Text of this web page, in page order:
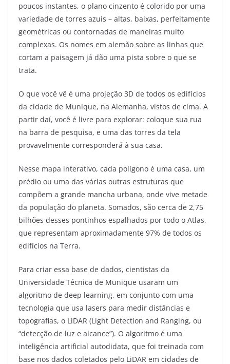
poucos instantes, o plano cinzento é colorido por uma
variedade de torres azuis – altas, baixas, perfeitamente
geométricas ou contornadas de maneiras muito
complexas. Os nomes em alemão sobre as linhas que
cortam a paisagem já dão uma pista sobre o que se
trata.
O que você vê é uma projeção 3D de todos os edifícios
da cidade de Munique, na Alemanha, vistos de cima. A
partir daí, você é livre para explorar: coloque sua rua
na barra de pesquisa, e uma das torres da tela
provavelmente corresponderá à sua casa.
Nesse mapa interativo, cada polígono é uma casa, um
prédio ou uma das várias outras estruturas que
compõem a grande mancha urbana, onde vive metade
da população do planeta. Somados, são cerca de 2,75
bilhões desses pontinhos espalhados por todo o Atlas,
que representam aproximadamente 97% de todos os
edifícios na Terra.
Para criar essa base de dados, cientistas da
Universidade Técnica de Munique usaram um
algoritmo de deep learning, em conjunto com uma
tecnologia que usa lasers para medir distâncias e
topografias, o LiDAR (Light Detection and Ranging, ou
“detecção de luz e alcance”). O algoritmo é uma
inteligência artificial autodidata, que foi treinada com
base nos dados coletados pelo LiDAR em cidades de